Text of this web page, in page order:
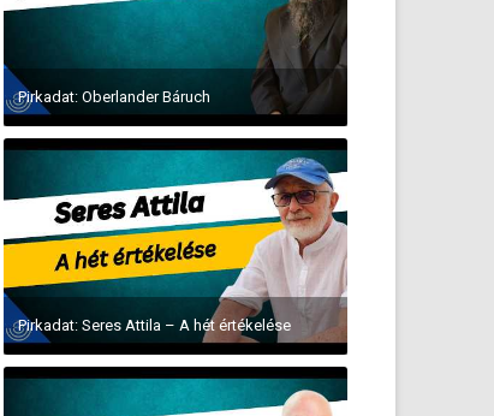
Pirkadat: Oberlander Báruch
Pirkadat: Seres Attila – A hét értékelése